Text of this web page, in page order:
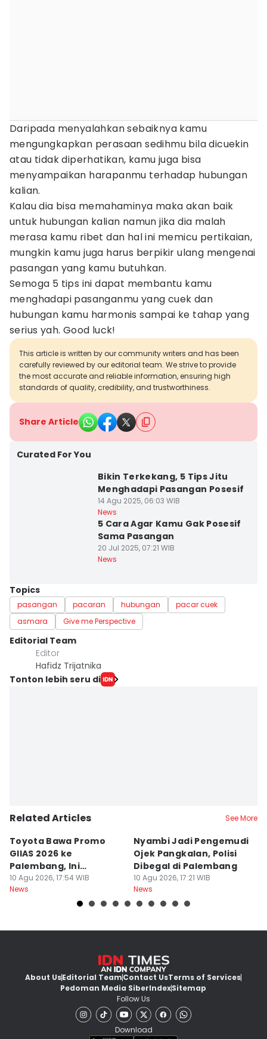
Daripada menyalahkan sebaiknya kamu
mengungkapkan perasaan sedihmu bila dicuekin
atau tidak diperhatikan, kamu juga bisa
menyampaikan harapanmu terhadap hubungan
kalian.
Kalau dia bisa memahaminya maka akan baik
untuk hubungan kalian namun jika dia malah
merasa kamu ribet dan hal ini memicu pertikaian,
mungkin kamu juga harus berpikir ulang mengenai
pasangan yang kamu butuhkan.
Semoga 5 tips ini dapat membantu kamu
menghadapi pasanganmu yang cuek dan
hubungan kamu harmonis sampai ke tahap yang
serius yah. Good luck!
This article is written by our community writers and has been
carefully reviewed by our editorial team. We strive to provide
the most accurate and reliable information, ensuring high
standards of quality, credibility, and trustworthiness.
Share Article
Curated For You
Bikin Terkekang, 5 Tips Jitu
Menghadapi Pasangan Posesif
14 Agu 2025, 06:03 WIB
News
5 Cara Agar Kamu Gak Posesif
Sama Pasangan
20 Jul 2025, 07:21 WIB
News
Topics
pasangan pacaran hubungan
pacar cuek
asmara
Give me Perspective
Editorial Team
Editor
Hafidz Trijatnika
Tonton lebih seru di
Related Articles See More
Toyota Bawa Promo
GIIAS 2026 ke
Palembang, Ini
Penawaran
Menariknya!
10 Agu 2026, 17:54 WIB
News
Nyambi Jadi Pengemudi
Ojek Pangkalan, Polisi
Dibegal di Palembang
10 Agu 2026, 17:21 WIB
News
About UsEditorial TeamContact UsTerms of Services
Pedoman Media SiberIndexSitemap
Follow Us
Download